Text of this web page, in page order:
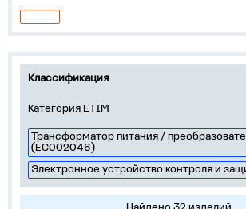
Классификация
Категория ETIM
Трансформатор питания /
(EC002046)
Электронное устройство контроля и